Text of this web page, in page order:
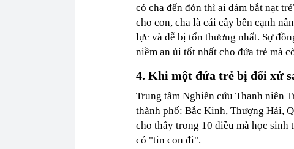
có cha đến đón thì ai dám bắt nạt
cho con, cha là cái cây bên cạnh
lực và dễ bị tổn thương nhất. Sự
niềm an ủi tốt nhất cho đứa trẻ mà
4. Khi một đứa trẻ bị đối xử
Trung tâm Nghiên cứu Thanh niên
thành phố: Bắc Kinh, Thượng Hải,
cho thấy trong 10 điều mà học sinh
có "tin con đi".